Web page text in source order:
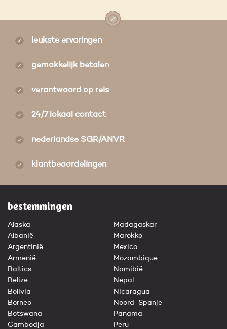
leukste ervaringen
gemakkelijk betalen
verantwoord op reis
24/7 lokaal contact
nederlandse SGR/ANVR
klantbeoordelingen
bestemmingen
Alaska
Albanië
Argentinië
Armenië
Baltics
Belize
Bolivia
Borneo
Botswana
Cambodja
Madagaskar
Marokko
Mexico
Mozambique
Namibië
Nepal
Nicaragua
Noord-Spanje
Panama
Peru